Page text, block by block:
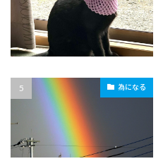
為になる